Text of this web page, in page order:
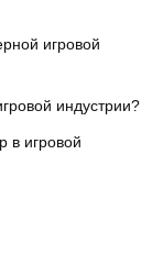
игровой
индустрии?
в игровой